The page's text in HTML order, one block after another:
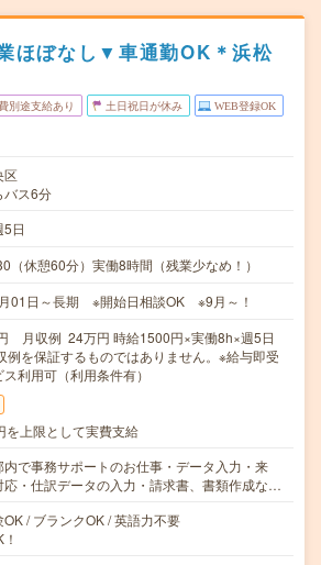
ほぼなし▼車通勤OK＊浜松
別途支給あり 土日祝日が休み WEB登録OK
区
バス6分
5日
（休憩60分）実働8時間（残業少なめ！）
01日～長期 ※開始日相談OK ※9月～！
月収例 24万円 時給1500円×実働8h×週5日
例を保証するものではありません。※給与即受
利用可（利用条件有）
を上限として実費支給
内で事務サポートのお仕事・データ入力・来
応・仕訳データの入力・請求書、書類作成な…
/ ブランクOK / 英語力不要